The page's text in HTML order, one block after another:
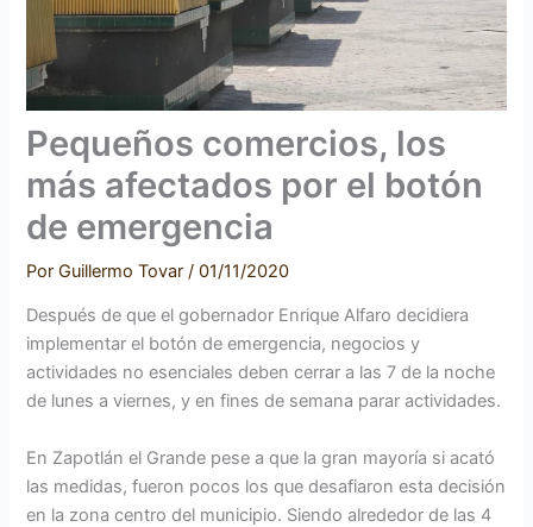
Pequeños comercios, los
más afectados por el botón
de emergencia
PorGuillermo Tovar/01/11/2020
Después de que el gobernador Enrique Alfaro decidiera
implementar el botón de emergencia, negocios y
actividades no esenciales deben cerrar a las 7 de la noche
de lunes a viernes, y en fines de semana parar actividades.
En Zapotlán el Grande pese a que la gran mayoría si acató
las medidas, fueron pocos los que desafiaron esta decisión
en la zona centro del municipio. Siendo alrededor de las 4